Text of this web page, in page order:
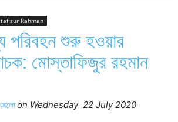
Rahman
পরিবহন শুরু হওয়ার
মোস্তাফিজুর রহমান
on Wednesday 22 July2020